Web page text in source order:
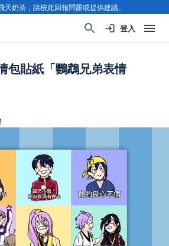
天奶茶，請按此回報問題或提供建議。
登入
包貼紙「鸚鵡兄弟表情